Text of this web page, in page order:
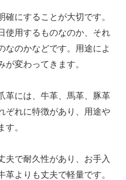
にすることが大切です。
使用するものなのか、それ
なのかなどです。用途によ
変わってきます。
革には、牛革、馬革、豚革
ぞれに特徴があり、用途や
。
夫で耐久性があり、お手入
よりも丈夫で軽量です。